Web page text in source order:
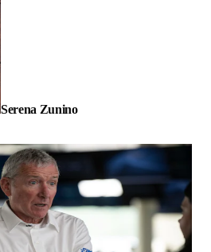
Serena Zunino